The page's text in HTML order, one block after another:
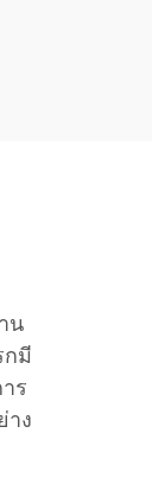
น
กมี
ร
าง